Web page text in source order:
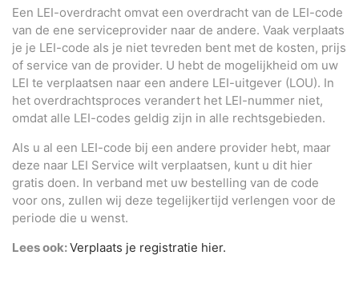
Een LEI-overdracht omvat een overdracht van de LEI-code
van de ene serviceprovider naar de andere. Vaak verplaats
je je LEI-code als je niet tevreden bent met de kosten, prijs
of service van de provider. U hebt de mogelijkheid om uw
LEI te verplaatsen naar een andere LEI-uitgever (LOU). In
het overdrachtsproces verandert het LEI-nummer niet,
omdat alle LEI-codes geldig zijn in alle rechtsgebieden.
Als u al een LEI-code bij een andere provider hebt, maar
deze naar LEI Service wilt verplaatsen, kunt u dit hier
gratis doen. In verband met uw bestelling van de code
voor ons, zullen wij deze tegelijkertijd verlengen voor de
periode die u wenst.
Lees ook:Verplaats je registratie hier.